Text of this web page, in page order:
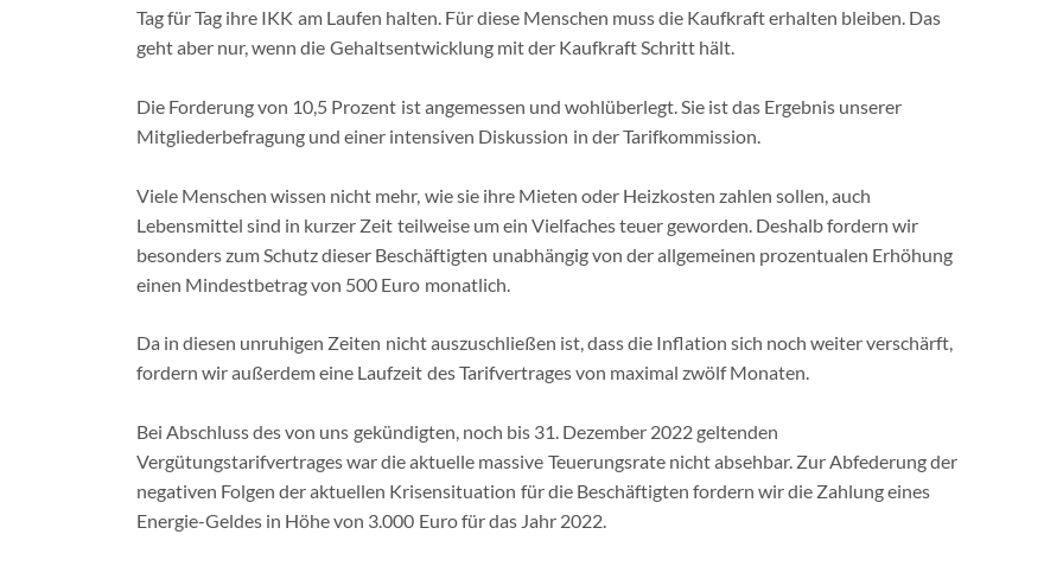
Tag für Tag ihre IKK am Laufen halten. Für diese Menschen muss die Kaufkraft erhalten bleiben. Das
geht aber nur, wenn die Gehaltsentwicklung mit der Kaufkraft Schritt hält.
Die Forderung von 10,5 Prozent ist angemessen und wohlüberlegt. Sie ist das Ergebnis unserer
Mitgliederbefragung und einer intensiven Diskussion in der Tarifkommission.
Viele Menschen wissen nicht mehr, wie sie ihre Mieten oder Heizkosten zahlen sollen, auch
Lebensmittel sind in kurzer Zeit teilweise um ein Vielfaches teuer geworden. Deshalb fordern wir
besonders zum Schutz dieser Beschäftigten unabhängig von der allgemeinen prozentualen Erhöhung
einen Mindestbetrag von 500 Euro monatlich.
Da in diesen unruhigen Zeiten nicht auszuschließen ist, dass die Inflation sich noch weiter verschärft,
fordern wir außerdem eine Laufzeit des Tarifvertrages von maximal zwölf Monaten.
Bei Abschluss des von uns gekündigten, noch bis 31. Dezember 2022 geltenden
Vergütungstarifvertrages war die aktuelle massive Teuerungsrate nicht absehbar. Zur Abfederung der
negativen Folgen der aktuellen Krisensituation für die Beschäftigten fordern wir die Zahlung eines
Energie-Geldes in Höhe von 3.000 Euro für das Jahr 2022.
Wir|Leistungen|